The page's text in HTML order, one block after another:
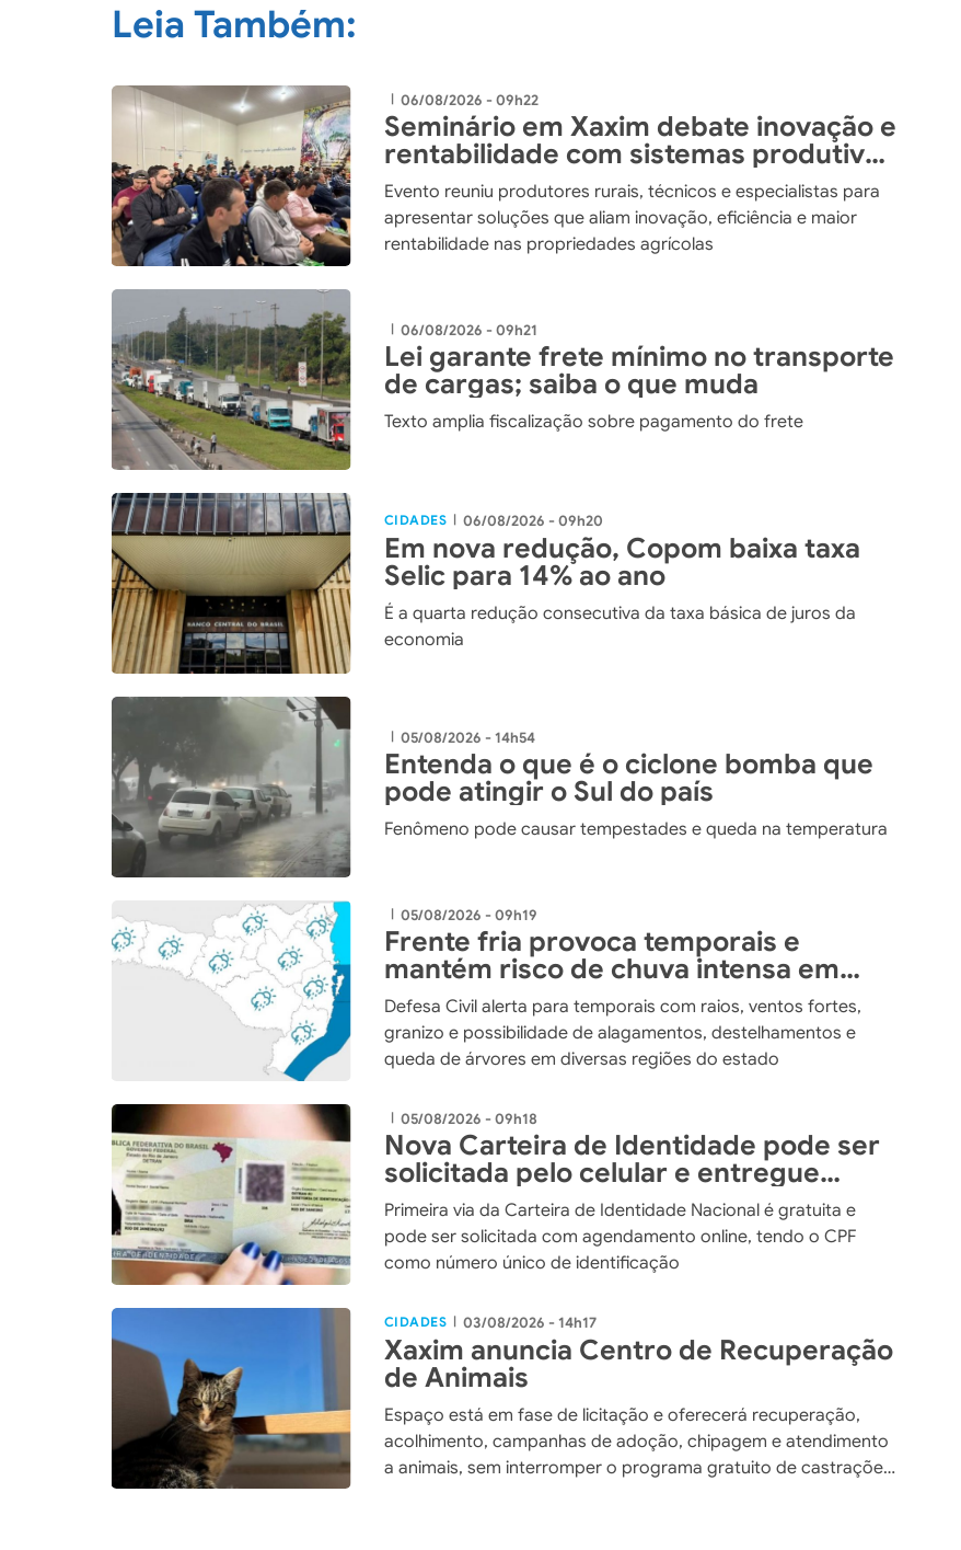
Leia Também:
| 06/08/2026 - 09h22
Seminário em Xaxim debate inovação e
rentabilidade com sistemas produtivos
integrados
Evento reuniu produtores rurais, técnicos e especialistas para
apresentar soluções que aliam inovação, eficiência e maior
rentabilidade nas propriedades agrícolas
| 06/08/2026 - 09h21
Lei garante frete mínimo no transporte
de cargas; saiba o que muda
Texto amplia fiscalização sobre pagamento do frete
CIDADES | 06/08/2026 - 09h20
Em nova redução, Copom baixa taxa
Selic para 14% ao ano
É a quarta redução consecutiva da taxa básica de juros da
economia
| 05/08/2026 - 14h54
Entenda o que é o ciclone bomba que
pode atingir o Sul do país
Fenômeno pode causar tempestades e queda na temperatura
| 05/08/2026 - 09h19
Frente fria provoca temporais e
mantém risco de chuva intensa em
Santa Catarina até o fim de semana
Defesa Civil alerta para temporais com raios, ventos fortes,
granizo e possibilidade de alagamentos, destelhamentos e
queda de árvores em diversas regiões do estado
| 05/08/2026 - 09h18
Nova Carteira de Identidade pode ser
solicitada pelo celular e entregue
pelos Correios
Primeira via da Carteira de Identidade Nacional é gratuita e
pode ser solicitada com agendamento online, tendo o CPF
como número único de identificação
CIDADES | 03/08/2026 - 14h17
Xaxim anuncia Centro de Recuperação
de Animais
Espaço está em fase de licitação e oferecerá recuperação,
acolhimento, campanhas de adoção, chipagem e atendimento
a animais, sem interromper o programa gratuito de castrações